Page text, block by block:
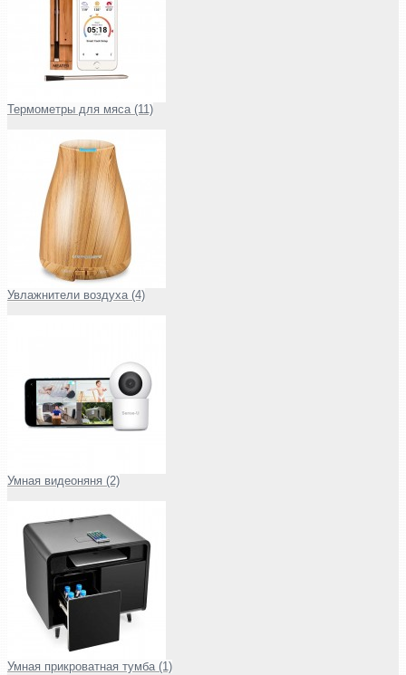
Термометры для мяса (11)
Увлажнители воздуха (4)
Умная видеоняня (2)
Умная прикроватная тумба (1)